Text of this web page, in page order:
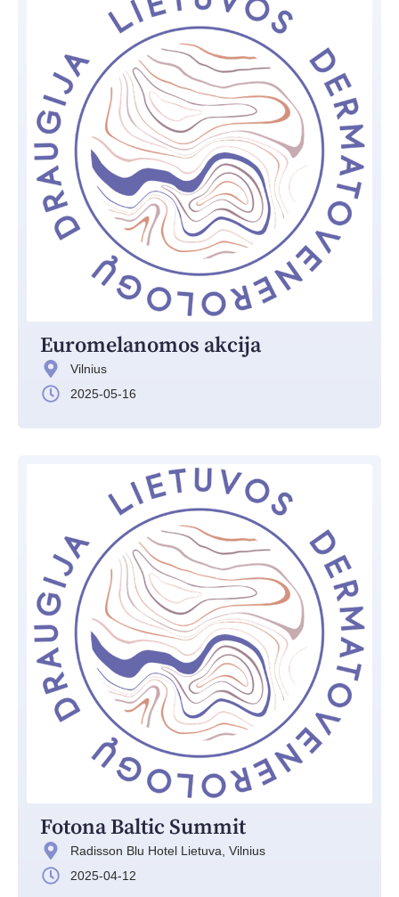
Euromelanomos akcija
Vilnius
2025-05-16
Fotona Baltic Summit
Radisson Blu Hotel Lietuva, Vilnius
2025-04-12